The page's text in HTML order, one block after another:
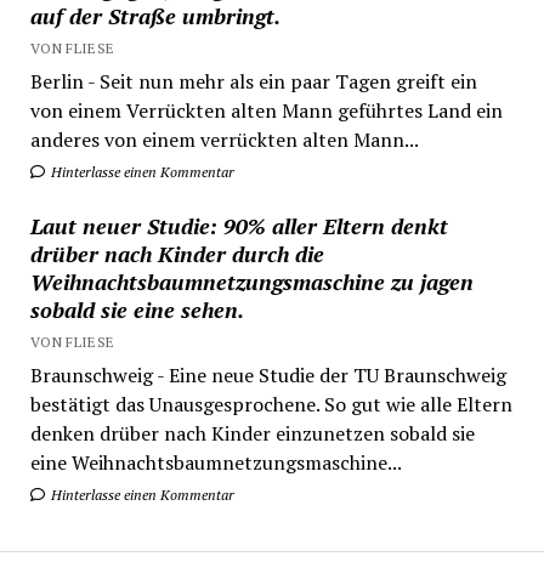
auf der Straße umbringt.
VON FLIESE
Berlin - Seit nun mehr als ein paar Tagen greift ein
von einem Verrückten alten Mann geführtes Land ein
anderes von einem verrückten alten Mann...
Hinterlasse einen Kommentar
Laut neuer Studie: 90% aller Eltern denkt
drüber nach Kinder durch die
Weihnachtsbaumnetzungsmaschine zu jagen
sobald sie eine sehen.
VON FLIESE
Braunschweig - Eine neue Studie der TU Braunschweig
bestätigt das Unausgesprochene. So gut wie alle Eltern
denken drüber nach Kinder einzunetzen sobald sie
eine Weihnachtsbaumnetzungsmaschine...
Hinterlasse einen Kommentar